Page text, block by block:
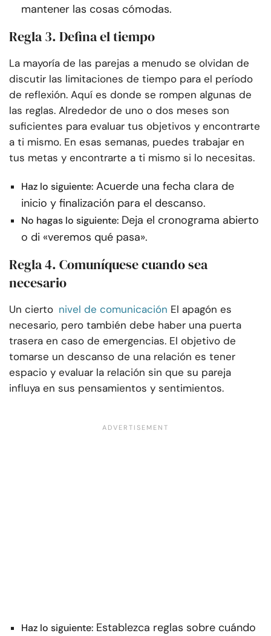
mantener las cosas cómodas.
Regla 3. Defina el tiempo
La mayoría de las parejas a menudo se olvidan de
discutir las limitaciones de tiempo para el período
de reflexión. Aquí es donde se rompen algunas de
las reglas. Alrededor de uno o dos meses son
suficientes para evaluar tus objetivos y encontrarte
a ti mismo. En esas semanas, puedes trabajar en
tus metas y encontrarte a ti mismo si lo necesitas.
Haz lo siguiente: Acuerde una fecha clara de
inicio y finalización para el descanso.
No hagas lo siguiente: Deja el cronograma abierto
o di «veremos qué pasa».
Regla 4. Comuníquese cuando sea
necesario
Un cierto nivel de comunicación El apagón es
necesario, pero también debe haber una puerta
trasera en caso de emergencias. El objetivo de
tomarse un descanso de una relación es tener
espacio y evaluar la relación sin que su pareja
influya en sus pensamientos y sentimientos.
Haz lo siguiente: Establezca reglas sobre cuándo